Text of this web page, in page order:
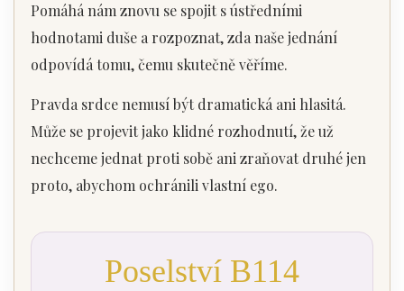
Pomáhá nám znovu se spojit s ústředními
hodnotami duše a rozpoznat, zda naše jednání
odpovídá tomu, čemu skutečně věříme.
Pravda srdce nemusí být dramatická ani hlasitá.
Může se projevit jako klidné rozhodnutí, že už
nechceme jednat proti sobě ani zraňovat druhé jen
proto, abychom ochránili vlastní ego.
Poselství B114